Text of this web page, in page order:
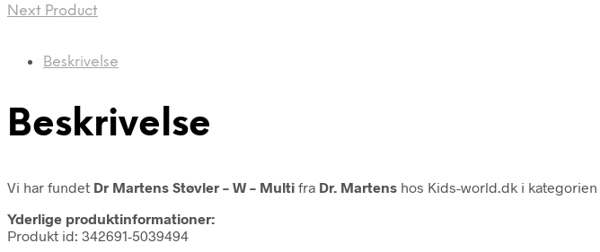
Next Product
Beskrivelse
Beskrivelse
Vi har fundet Dr Martens Støvler – W – Multi fra Dr. Martens hos Kids-world.dk i kategorien
Yderlige produktinformationer:
Produkt id: 342691-5039494